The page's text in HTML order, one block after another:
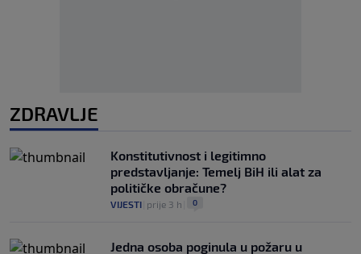
ZDRAVLJE
Konstitutivnost i legitimno
predstavljanje: Temelj BiH ili alat za
političke obračune?
VIJESTI prije 3 h 0
Jedna osoba poginula u požaru u